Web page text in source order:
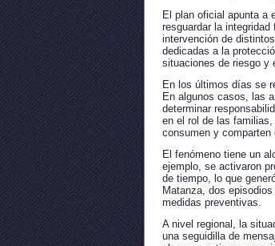
El plan oficial apunta a
resguardar la
intervención de
dedicadas a la
situaciones de riesgo y
En los últimos días se
En algunos casos, las
determinar
en el rol de las
consumen y comparten
El fenómeno tiene un
ejemplo, se activaron
de tiempo, lo que
Matanza, dos
medidas preventivas.
A nivel regional, la
una seguidilla de